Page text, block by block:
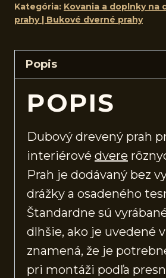
Kategória: Kovania a doplnky na
prahy | Bukové dverné prahy
Popis
POPIS
Dubový drevený prah
interiérové dvere
Prah je dodávaný bez
drážky a osadeného
Štandardne sú vyrábané
dlhšie, ako je uvedené
znamená, že je
pri montáži podľa